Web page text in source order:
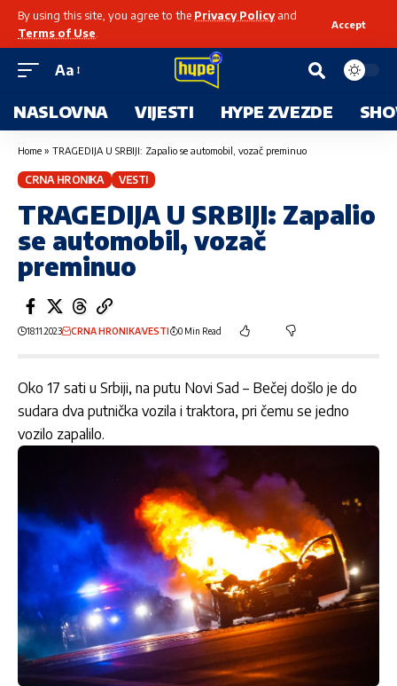
By using this site, you agree to the Privacy Policyand
Terms of Use
Accept
Aa
NASLOVNA VIJESTI HYPE ZVEZDE
Home » TRAGEDIJA U SRBIJI: Zapalio se automobil, vozač preminuo
CRNA HRONIKA VESTI
TRAGEDIJA U SRBIJI: Zapalio
se automobil, vozač
preminuo
18.11.2023 CRNA HRONIKAVESTI 0 Min Read
Oko 17 sati u Srbiji, na putu Novi Sad – Bečej došlo je do
sudara dva putnička vozila i traktora, pri čemu se jedno
vozilo zapalilo.